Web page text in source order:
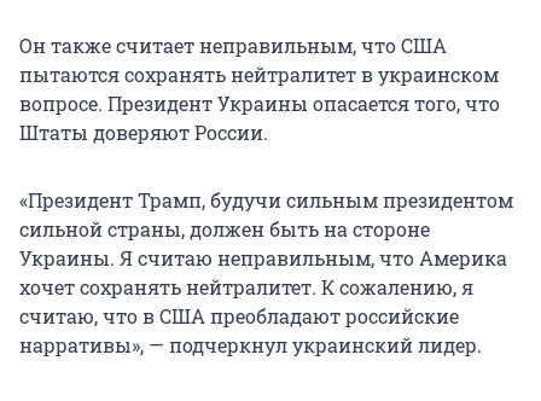
Он также считает неправильным, что США
пытаются сохранять нейтралитет в украинском
вопросе. Президент Украины опасается того, что
Штаты доверяют России.
«Президент Трамп, будучи сильным президентом
сильной страны, должен быть на стороне
Украины. Я считаю неправильным, что Америка
хочет сохранять нейтралитет. К сожалению, я
считаю, что в США преобладают российские
нарративы», — подчеркнул украинский лидер.